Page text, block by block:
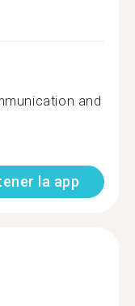
and
la app